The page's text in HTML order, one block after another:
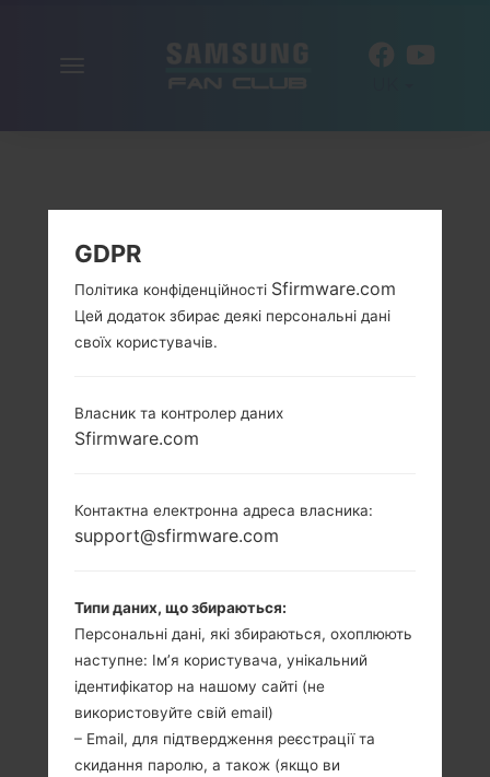
GDPR
Політика конфіденційності Sfirmware.com
Цей додаток збирає деякі персональні дані
своїх користувачів.
Власник та контролер даних
Sfirmware.com
Контактна електронна адреса власника:
support@sfirmware.com
Типи даних, що збираються:
Персональні дані, які збираються, охоплюють
наступне: Ім’я користувача, унікальний
ідентифікатор на нашому сайті (не
використовуйте свій email)
– Email, для підтвердження реєстрації та
скидання паролю, а також (якщо ви